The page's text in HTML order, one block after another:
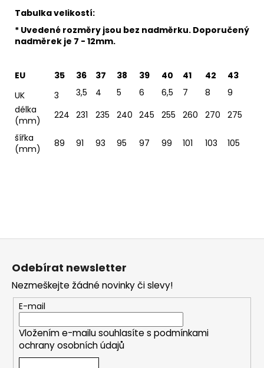
Tabulka velikostí:
* Uvedené rozměry jsou bez nadměrku. Doporučený
nadměrek je 7 - 12mm.
EU 35 36 37 38 39 40 41 42
43
UK
3 3,5 4 5 6 6,5 7 8
9
délka
(mm)
224 231 235 240 245 255 260 270
275
šířka
(mm)
89 91 93 95 97 99 101 103 105
Odebírat newsletter
Nezmeškejte žádné novinky či slevy!
E-mail
Vložením e-mailu souhlasíte s podmínkami
ochrany osobních údajů